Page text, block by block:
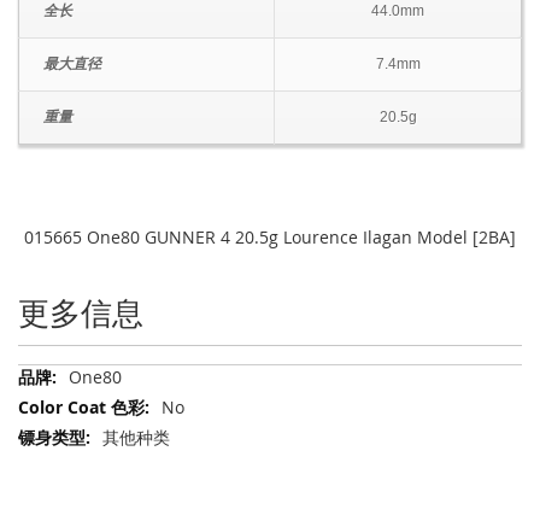
全长 44.0mm
最大直径 7.4mm
重量 20.5g
015665 One80 GUNNER 4 20.5g Lourence Ilagan Model [2BA]
更多信息
更
多
信
息
One80
No
其他种类